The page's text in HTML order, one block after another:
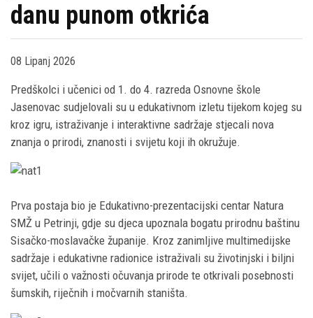
danu punom otkrića
08 Lipanj 2026
Predškolci i učenici od 1. do 4. razreda Osnovne škole
Jasenovac sudjelovali su u edukativnom izletu tijekom kojeg su
kroz igru, istraživanje i interaktivne sadržaje stjecali nova
znanja o prirodi, znanosti i svijetu koji ih okružuje.
Prva postaja bio je Edukativno-prezentacijski centar Natura
SMŽ u Petrinji, gdje su djeca upoznala bogatu prirodnu baštinu
Sisačko-moslavačke županije. Kroz zanimljive multimedijske
sadržaje i edukativne radionice istraživali su životinjski i biljni
svijet, učili o važnosti očuvanja prirode te otkrivali posebnosti
šumskih, riječnih i močvarnih staništa.